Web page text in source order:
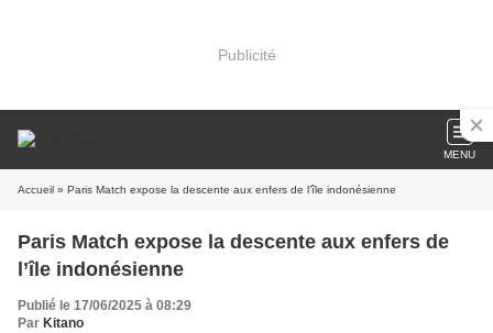
Publicité
MENU
Accueil » Paris Match expose la descente aux enfers de l’île indonésienne
Paris Match expose la descente aux enfers de
l’île indonésienne
Publié le 17/06/2025 à 08:29
Par Kitano